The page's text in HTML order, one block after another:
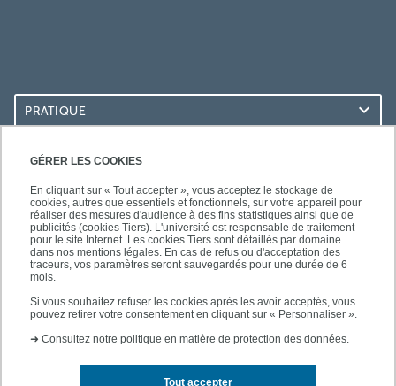
GÉRER LES COOKIES
En cliquant sur « Tout accepter », vous acceptez le stockage de
cookies, autres que essentiels et fonctionnels, sur votre appareil pour
réaliser des mesures d'audience à des fins statistiques ainsi que de
publicités (cookies Tiers). L'université est responsable de traitement
pour le site Internet. Les cookies Tiers sont détaillés par domaine
dans nos mentions légales. En cas de refus ou d'acceptation des
traceurs, vos paramètres seront sauvegardés pour une durée de 6
mois.
Si vous souhaitez refuser les cookies après les avoir acceptés, vous
pouvez retirer votre consentement en cliquant sur « Personnaliser ».
➜ Consultez notre politique en matière de protection des données.
Tout accepter
PRATIQUE
ACCÈS RAPIDES
SUIVEZ-NOUS